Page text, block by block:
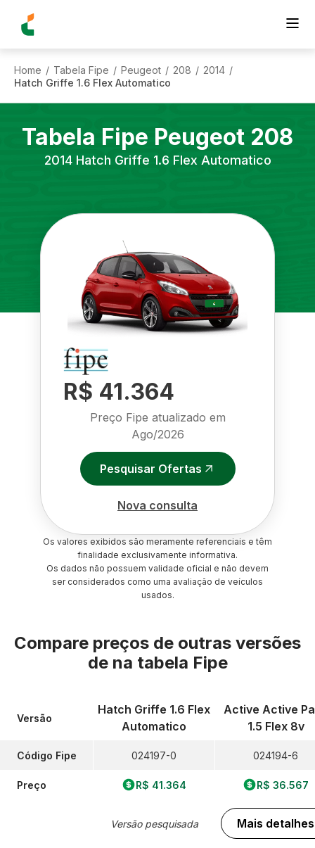
Home / Tabela Fipe / Peugeot / 208 / 2014 /
Hatch Griffe 1.6 Flex Automatico
Tabela Fipe Peugeot 208
2014 Hatch Griffe 1.6 Flex Automatico
R$ 41.364
Preço Fipe atualizado em
Ago/2026
Pesquisar Ofertas
Nova consulta
Os valores exibidos são meramente referenciais e têm
finalidade exclusivamente informativa.
Os dados não possuem validade oficial e não devem
ser considerados como uma avaliação de veículos
usados.
Compare preços de outras versões
de na tabela Fipe
Versão
Código Fipe
Preço
Hatch Griffe 1.6 Flex
Automatico
024197-0
R$ 41.364
Versão pesquisada
Active Active
1.5 Flex 8v
024194-6
R$ 36.567
Mais detalhes